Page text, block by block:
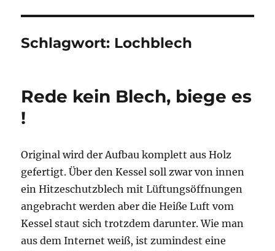
Schlagwort: Lochblech
Rede kein Blech, biege es
!
Original wird der Aufbau komplett aus Holz
gefertigt. Über den Kessel soll zwar von innen
ein Hitzeschutzblech mit Lüftungsöffnungen
angebracht werden aber die Heiße Luft vom
Kessel staut sich trotzdem darunter. Wie man
aus dem Internet weiß, ist zumindest eine